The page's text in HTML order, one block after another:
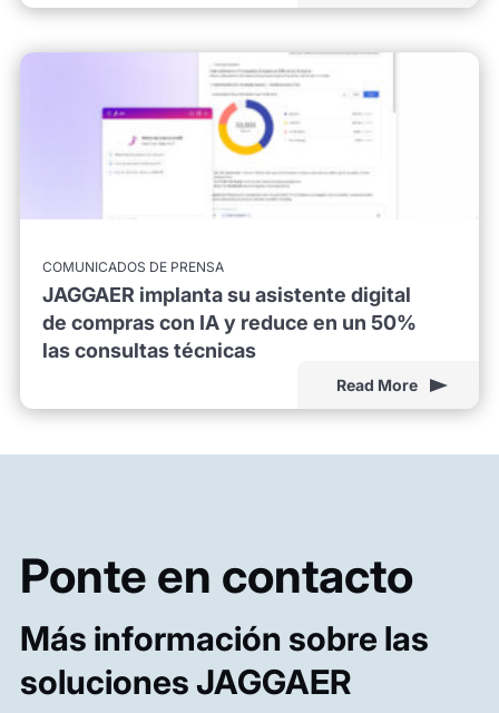
COMUNICADOS DE PRENSA
JAGGAER implanta su asistente digital
de compras con IA y reduce en un 50%
las consultas técnicas
Read More
Ponte en contacto
Más información sobre las
soluciones JAGGAER